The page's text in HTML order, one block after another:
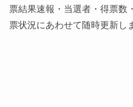
票結果速報・当選者・得票数
票状況にあわせて随時更新し